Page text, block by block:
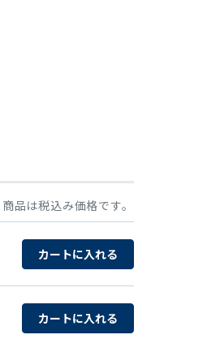
商品は税込み価格です。
カートに入れる
カートに入れる